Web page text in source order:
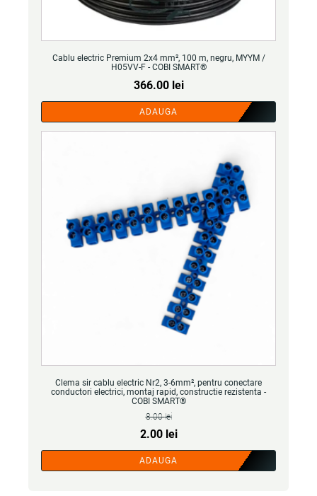
Cablu electric Premium 2x4 mm², 100 m, negru, MYYM /
H05VV-F - COBI SMART®
366.00 lei
ADAUGA
Clema sir cablu electric Nr2, 3-6mm², pentru conectare
conductori electrici, montaj rapid, constructie rezistenta -
COBI SMART®
8.00lei
Prețul
inițial
a
2.00 leiPrețul
curent
este:
ADAUGA